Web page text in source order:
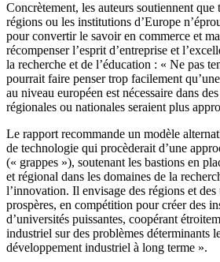
Concrètement, les auteurs soutiennent que
régions ou les institutions d’Europe
pour convertir le savoir en commerce et
récompenser l’esprit d’entreprise et
la recherche et de l’éducation : « Ne pas
pourrait faire penser trop facilement
au niveau européen est nécessaire dans
régionales ou nationales seraient plus
Le rapport recommande un modèle
de technologie qui procèderait d’une
(« grappes »), soutenant les bastions en
et régional dans les domaines de la
l’innovation. Il envisage des régions et
prospères, en compétition pour créer des
d’universités puissantes, coopérant
industriel sur des problèmes déterminants
développement industriel à long terme ».